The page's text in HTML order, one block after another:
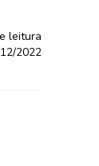
leitura
2022